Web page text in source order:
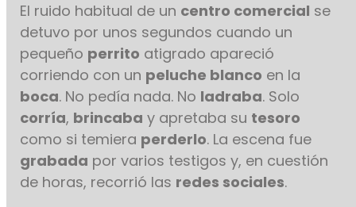
El ruido habitual de un centro comercial se
detuvo por unos segundos cuando un
pequeño perrito atigrado apareció
corriendo con un peluche blanco en la
boca. No pedía nada. No ladraba. Solo
corría, brincaba y apretaba su tesoro
como si temiera perderlo. La escena fue
grabada por varios testigos y, en cuestión
de horas, recorrió las redes sociales.